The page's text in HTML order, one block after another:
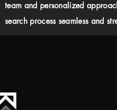
team and personalized
search process seamless and